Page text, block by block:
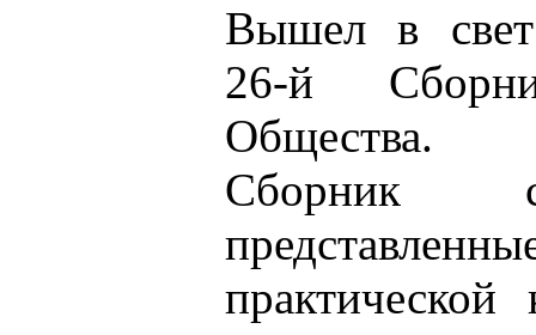
Вышел в свет
26-й
Общества.
Сборник